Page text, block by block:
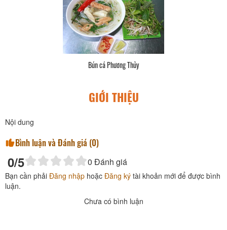
Bún cá Phương Thủy
GIỚI THIỆU
Nội dung
Bình luận và Đánh giá (0)
0/5 0 Đánh giá
Bạn cần phải Đăng nhập hoặc Đăng ký tài khoản mới để được bình
luận.
Chưa có bình luận